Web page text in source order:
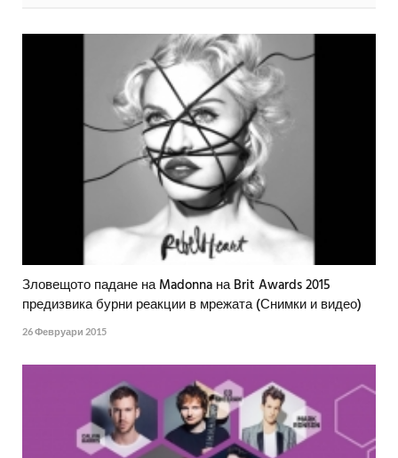
Зловещото падане на Madonna на Brit Awards 2015
предизвика бурни реакции в мрежата (Снимки и видео)
26 Февруари 2015